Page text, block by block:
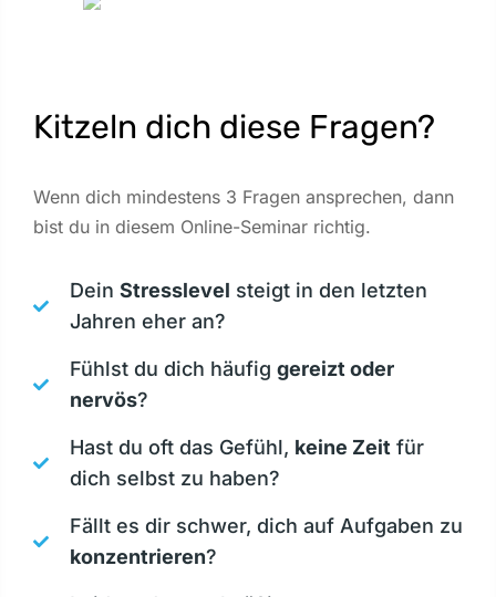
Kitzeln dich diese Fragen?
Wenn dich mindestens 3 Fragen ansprechen, dann
bist du in diesem Online-Seminar richtig.
Dein Stresslevel steigt in den letzten
Jahren eher an?
Fühlst du dich häufig gereizt oder
nervös?
Hast du oft das Gefühl, keine Zeitfür
dich selbst zu haben?
Fällt es dir schwer, dich auf Aufgaben zu
konzentrieren?